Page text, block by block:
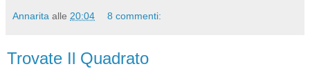
Annarita alle 20:04 8 commenti:
Trovate Il Quadrato